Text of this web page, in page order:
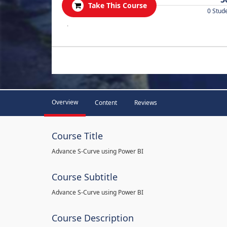
Take This Course
0
.
Overview Content Reviews
Course Title
Advance S-Curve using Power BI
Course Subtitle
Advance S-Curve using Power BI
Course Description